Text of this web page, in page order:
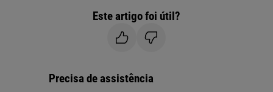
Este artigo foi útil?
Precisa de assistência